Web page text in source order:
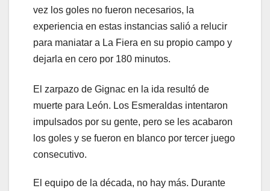
vez los goles no fueron necesarios, la
experiencia en estas instancias salió a relucir
para maniatar a La Fiera en su propio campo y
dejarla en cero por 180 minutos.
El zarpazo de Gignac en la ida resultó de
muerte para León. Los Esmeraldas intentaron
impulsados por su gente, pero se les acabaron
los goles y se fueron en blanco por tercer juego
consecutivo.
El equipo de la década, no hay más. Durante